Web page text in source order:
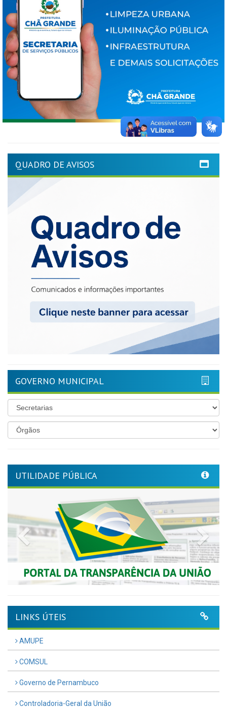
QUADRO DE AVISOS
GOVERNO MUNICIPAL
UTILIDADE PÚBLICA
Previous
LINKS ÚTEIS
AMUPE
COMSUL
Governo de Pernambuco
Controladoria-Geral da União